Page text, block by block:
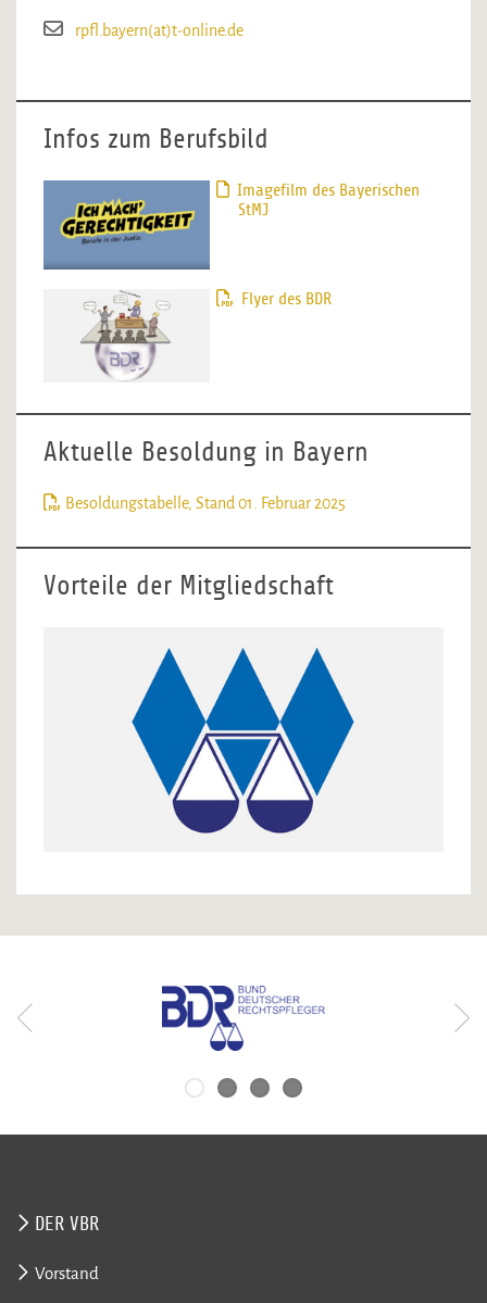
rpfl.bayern(at)t-online.de
Infos zum Berufsbild
Imagefilm des Bayerischen
StMJ
Flyer des BDR
Aktuelle Besoldung in Bayern
Besoldungstabelle, Stand 01. Februar 2025
Vorteile der Mitgliedschaft
DER VBR
Vorstand